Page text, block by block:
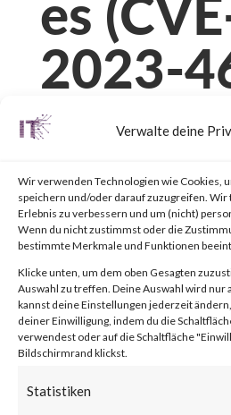
Verwalte deine
Wir verwenden Technologien wie Cookies,
speichern und/oder darauf zuzugreifen. Wir
Erlebnis zu verbessern und um (nicht)
Wenn du nicht zustimmst oder die
bestimmte Merkmale und Funktionen
Klicke unten, um dem oben Gesagten
Auswahl zu treffen. Deine Auswahl wird nur
kannst deine Einstellungen jederzeit
deiner Einwilligung, indem du die
verwendest oder auf die Schaltfläche
Bildschirmrand klickst.
Statistiken
es
2023-
and
2024-
von|19. Jan. 2024|
Facebook 0
What is the